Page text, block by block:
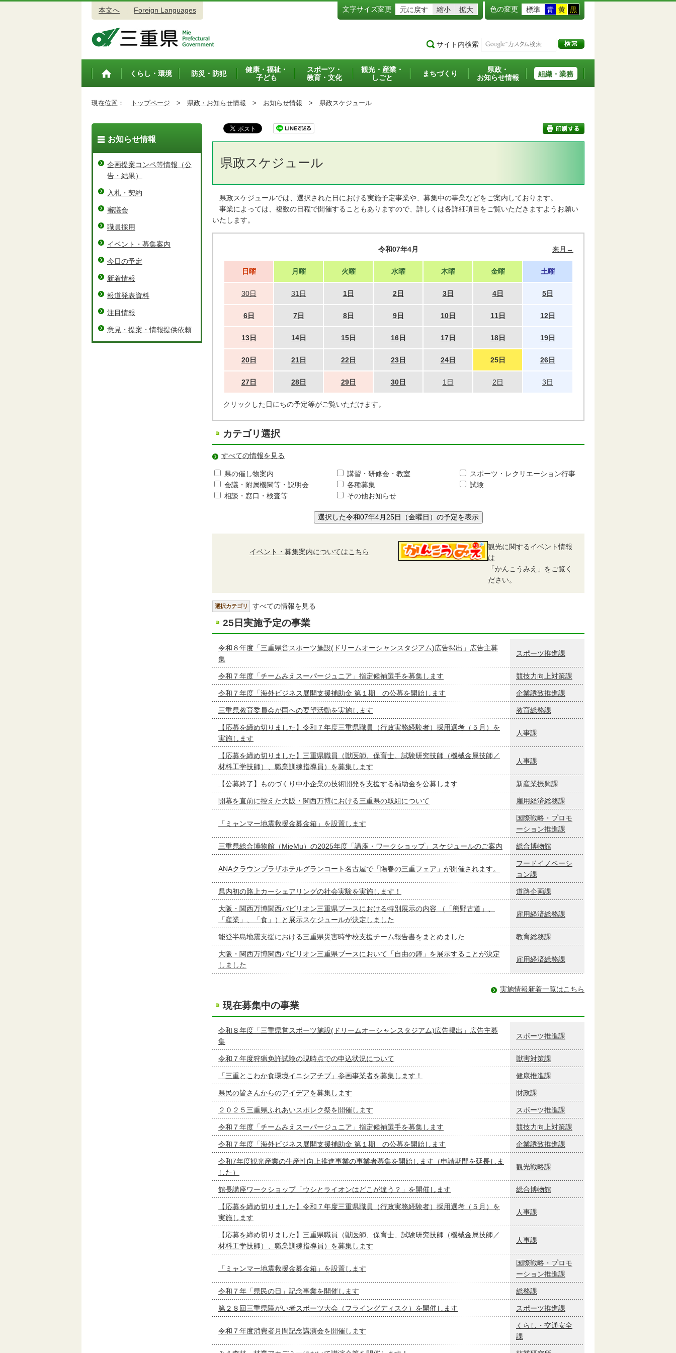
本文へ Foreign Languages 文字サイズ変更 元に戻す 縮小 拡大 色の変更 標準 青 黄 黒
サイト内検索
トップペ
くらし・環境 防災・防犯
健康・福祉・
子ども
スポーツ・
教育・文化
観光・産業・
しごと
まちづくり
県政・
お知らせ情報
組織・業務
現在位置： トップページ > 県政・お知らせ情報 > お知らせ情報 > 県政スケジュール
県政スケジュール
県政スケジュールでは、選択された日における実施予定事業や、募集中の事業などをご案内しております。
事業によっては、複数の日程で開催することもありますので、詳しくは各詳細項目をご覧いただきますようお願い
いたします。
令和07年4月 来月→
日曜 月曜 火曜 水曜 木曜 金曜 土曜
30日 31日 1日 2日 3日 4日 5日
6日 7日 8日 9日 10日 11日 12日
13日 14日 15日 16日 17日 18日 19日
20日 21日 22日 23日 24日 25日 26日
27日 28日 29日 30日 1日 2日 3日
クリックした日にちの予定等がご覧いただけます。
カテゴリ選択
すべての情報を見る
県の催し物案内 講習・研修会・教室
スポーツ・レクリエーション行事
会議・附属機関等・説明会
各種募集
試験
相談・窓口・検査等
その他お知らせ
選択した令和07年4月25日（金曜日）の予定を表示
イベント・募集案内についてはこちら
観光に関するイベント情報
は
「かんこうみえ」をご覧く
ださい。
選択カテゴリ すべての情報を見る
25日実施予定の事業
令和８年度「三重県営スポーツ施設(ドリームオーシャンスタジアム)広告掲出」広告主募
集
スポーツ推進課
令和７年度「チームみえスーパージュニア」指定候補選手を募集します 競技力向上対策課
令和７年度「海外ビジネス展開支援補助金 第１期」の公募を開始します 企業誘致推進課
三重県教育委員会が国への要望活動を実施します 教育総務課
【応募を締め切りました】令和７年度三重県職員（行政実務経験者）採用選考（５月）を
実施します
人事課
【応募を締め切りました】三重県職員（獣医師、保育士、試験研究技師（機械金属技師／
材料工学技師）、職業訓練指導員）を募集します
人事課
【公募終了】ものづくり中小企業の技術開発を支援する補助金を公募します 新産業振興課
開幕を直前に控えた大阪・関西万博における三重県の取組について 雇用経済総務課
「ミャンマー地震救援金募金箱」を設置します
国際戦略・プロモ
ーション推進課
三重県総合博物館（MieMu）の2025年度「講座・ワークショップ」スケジュールのご案内 総合博物館
ANAクラウンプラザホテルグランコート名古屋で「陽春の三重フェア」が開催されます。
フードイノベーシ
ョン課
県内初の路上カーシェアリングの社会実験を実施します！ 道路企画課
大阪・関西万博関西パビリオン三重県ブースにおける特別展示の内容 （「熊野古道」、
「産業」、「食」）と展示スケジュールが決定しました
雇用経済総務課
能登半島地震支援における三重県災害時学校支援チーム報告書をまとめました 教育総務課
大阪・関西万博関西パビリオン三重県ブースにおいて「自由の鐘」を展示することが決定
しました
雇用経済総務課
実施情報新着一覧はこちら
現在募集中の事業
令和８年度「三重県営スポーツ施設(ドリームオーシャンスタジアム)広告掲出」広告主募
集
スポーツ推進課
令和７年度狩猟免許試験の現時点での申込状況について 獣害対策課
「三重とこわか食環境イニシアチブ」参画事業者を募集します！ 健康推進課
県民の皆さんからのアイデアを募集します 財政課
２０２５三重県ふれあいスポレク祭を開催します スポーツ推進課
令和７年度「チームみえスーパージュニア」指定候補選手を募集します 競技力向上対策課
令和７年度「海外ビジネス展開支援補助金 第１期」の公募を開始します 企業誘致推進課
令和7年度観光産業の生産性向上推進事業の事業者募集を開始します（申請期間を延長しま
した）
観光戦略課
館長講座ワークショップ「ウシとライオンはどこが違う？」を開催します 総合博物館
【応募を締め切りました】令和７年度三重県職員（行政実務経験者）採用選考（５月）を
実施します
人事課
【応募を締め切りました】三重県職員（獣医師、保育士、試験研究技師（機械金属技師／
材料工学技師）、職業訓練指導員）を募集します
人事課
「ミャンマー地震救援金募金箱」を設置します
国際戦略・プロモ
ーション推進課
令和７年「県民の日」記念事業を開催します 総務課
第２８回三重県障がい者スポーツ大会（フライングディスク）を開催します スポーツ推進課
令和７年度消費者月間記念講演会を開催します
くらし・交通安全
課
お知らせ情報
企画提案コンペ等情報（公
告・結果）
入札・契約
審議会
職員採用
イベント・募集案内
今日の予定
新着情報
報道発表資料
注目情報
意見・提案・情報提供依頼